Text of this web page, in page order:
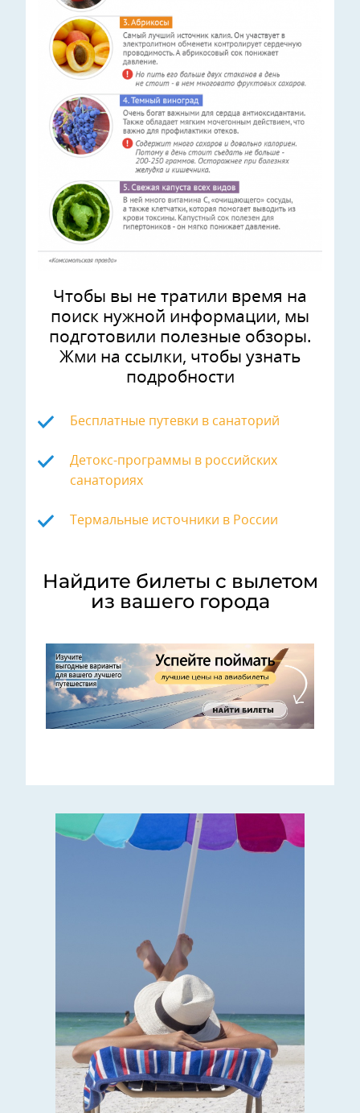
Чтобы вы не тратили время на
поиск нужной информации, мы
подготовили полезные обзоры.
Жми на ссылки, чтобы узнать
подробности
Бесплатные путевки в санаторий
Детокс-программы в российских
санаториях
Термальные источники в России
Найдите билеты с вылетом
из вашего города